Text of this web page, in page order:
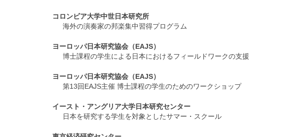
コロンビア大学中世日本研究所
海外の演奏家の邦楽集中習得プログラム
ヨーロッパ日本研究協会（EAJS）
博士課程の学生による日本におけるフィールドワークの支援
ヨーロッパ日本研究協会（EAJS）
第13回EAJS主催 博士課程の学生のためのワークショップ
イースト・アングリア大学日本研究センター
日本を研究する学生を対象としたサマー・スクール